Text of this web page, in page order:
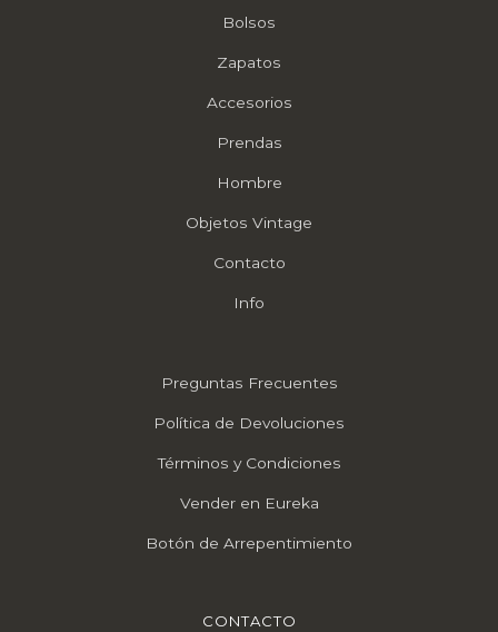
Bolsos
Zapatos
Accesorios
Prendas
Hombre
Objetos Vintage
Contacto
Info
Preguntas Frecuentes
Política de Devoluciones
Términos y Condiciones
Vender en Eureka
Botón de Arrepentimiento
CONTACTO